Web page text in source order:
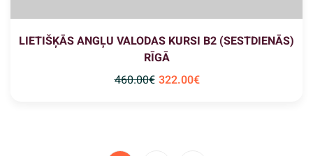
LIETIŠĶĀS ANGĻU VALODAS KURSI B2 (SESTDIENĀS)
RĪGĀ
460.00€ 322.00€